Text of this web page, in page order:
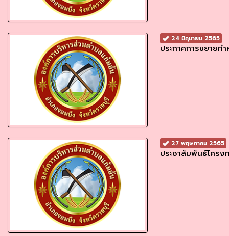
24 มิถุนายน 2565
ประกาศการขยาย
27 พฤษภาคม 2565
ประชาสัมพันธ์โครง